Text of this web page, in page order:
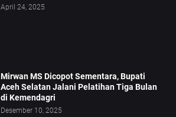
April 24, 2025
Mirwan MS Dicopot Sementara, Bupati
Aceh Selatan Jalani Pelatihan Tiga Bulan
di Kemendagri
Desember 10, 2025